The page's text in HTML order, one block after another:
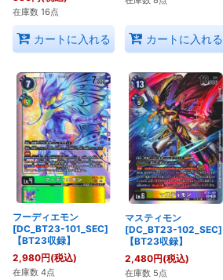
在庫数 16点
カートに入れる カートに入れる
フーディエモン
[DC_BT23-101_SEC]
【BT23収録】
2,980円(税込)
在庫数 4点
マスティモン
[DC_BT23-102_SEC]
【BT23収録】
2,480円(税込)
在庫数 5点